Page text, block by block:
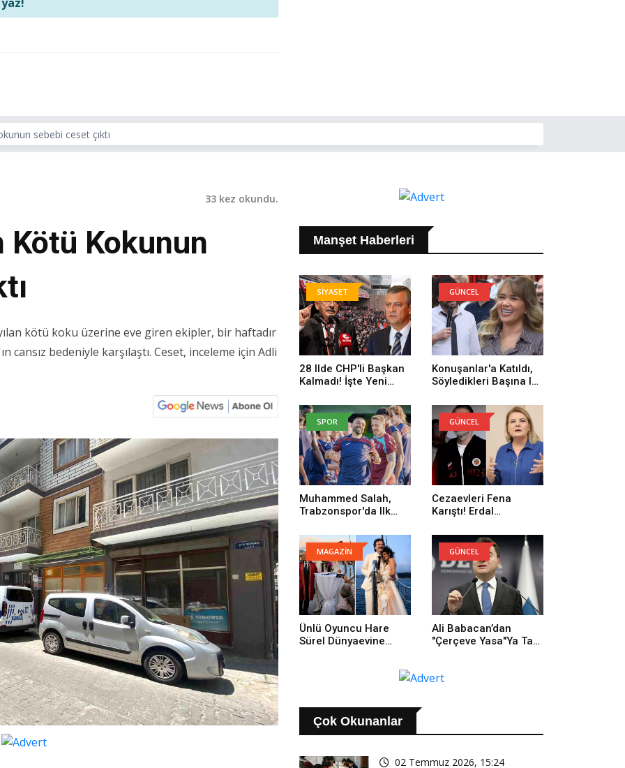
sebebi ceset çıktı
33 kez okundu.
Kötü Kokunun
kötü koku üzerine eve giren ekipler, bir haftadır
cansız bedeniyle karşılaştı. Ceset, inceleme için Adli
Manşet Haberleri
SİYASET
28 Ilde CHP'li Başkan
Kalmadı! İşte Yeni
Sayısı
GÜNCEL
Konuşanlar'a Katıldı,
Söyledikleri Başına Iş
SPOR
Muhammed Salah,
Trabzonspor'da Ilk
GÜNCEL
Cezaevleri Fena
Karıştı! Erdal
Yüzünden Buradayım
MAGAZİN
Ünlü Oyuncu Hare
Sürel Dünyaevine
GÜNCEL
Ali Babacan’dan
"Çerçeve Yasa"ya Tam
Çok Okunanlar
02 Temmuz 2026, 15:24